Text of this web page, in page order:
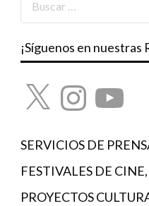
¡Síguenos en nuestras
X InstagramYouTube
SERVICIOS DE
FESTIVALES DE
PROYECTOS